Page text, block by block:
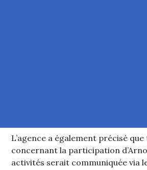
L’agence a également précisé
concernant la participation
activités serait communiquée via